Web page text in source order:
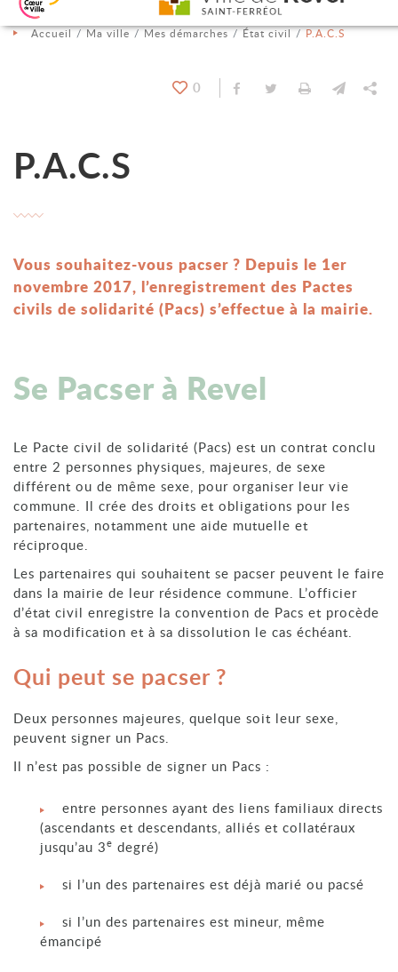
Aller au contenu
Aller au menu
Aller à la recherche
Changer le contraste
Accueil Ma ville Mes démarches État civil P.A.C.S
0 Partager sur Facebook
Partager sur
Imprimer
P.A.C.S
Vous souhaitez-vous pacser ? Depuis le 1er
novembre 2017, l’enregistrement des Pactes
civils de solidarité (Pacs) s’effectue à la mairie.
Se Pacser à Revel
Le Pacte civil de solidarité (Pacs) est un contrat conclu
entre 2 personnes physiques, majeures, de sexe
différent ou de même sexe, pour organiser leur vie
commune. Il crée des droits et obligations pour les
partenaires, notamment une aide mutuelle et
réciproque.
Les partenaires qui souhaitent se pacser peuvent le faire
dans la mairie de leur résidence commune. L’officier
d’état civil enregistre la convention de Pacs et procède
à sa modification et à sa dissolution le cas échéant.
Qui peut se pacser ?
Deux personnes majeures, quelque soit leur sexe,
peuvent signer un Pacs.
Il n’est pas possible de signer un Pacs :
entre personnes ayant des liens familiaux directs
(ascendants et descendants, alliés et collatéraux
jusqu’au 3e degré)
si l’un des partenaires est déjà marié ou pacsé
si l’un des partenaires est mineur, même
émancipé